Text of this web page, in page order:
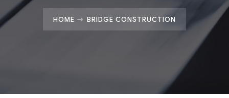
HOME BRIDGE CONSTRUCTION